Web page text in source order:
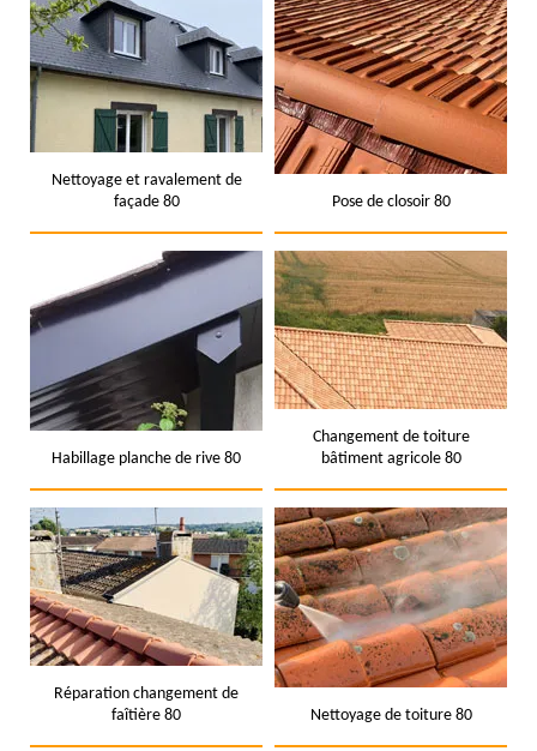
Nettoyage et ravalement de
façade 80
Pose de closoir 80
Habillage planche de rive 80
Changement de toiture
bâtiment agricole 80
Réparation changement de
faîtière 80
Nettoyage de toiture 80